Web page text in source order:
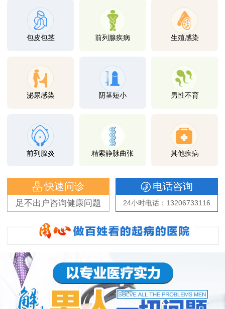
包皮包茎 前列腺疾病 生殖感染
泌尿感染 阴茎短小 男性不育
前列腺炎 精索静脉曲张 其他疾病
快速问诊
足不出户咨询健康问题
电话咨询
24小时电话：13206733116